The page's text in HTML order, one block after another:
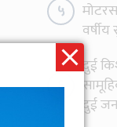
५
६
दुई
दुई